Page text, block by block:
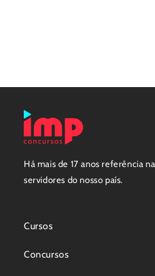
Há mais de 17 anos referência
servidores do nosso país.
Cursos
Concursos